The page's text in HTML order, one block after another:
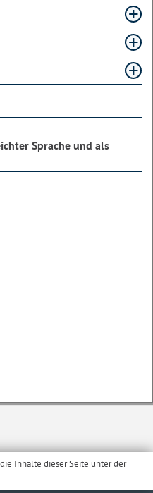
Sprache und als
Inhalte dieser Seite unter der